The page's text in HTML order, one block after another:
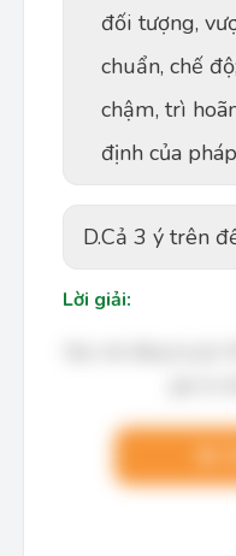
đối tượng,
chuẩn, chế
chậm, trì
định của
D.Cả 3 ý trên
Lời giải: